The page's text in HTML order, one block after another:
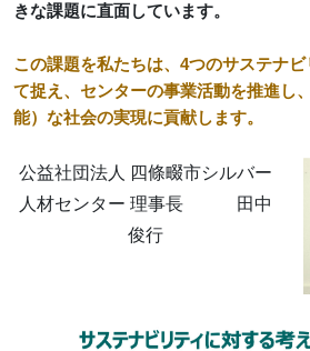
きな課題に直面しています。
この課題を私たちは、4つのサステナ
て捉え、センターの事業活動を推進し
能）な社会の実現に貢献します。
公益社団法人 四條畷市シルバー
人材センター 理事長 田中
俊行